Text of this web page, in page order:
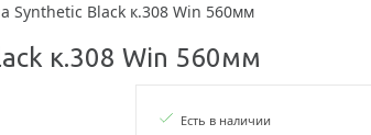
Synthetic Black к.308 Win 560мм
к.308 Win 560мм
Есть в наличии